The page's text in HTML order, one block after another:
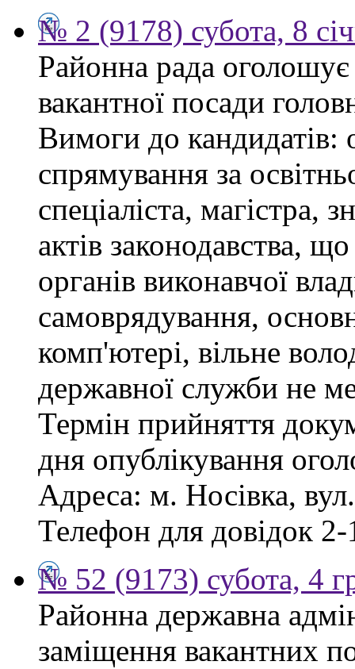
№ 2 (9178) субота, 8
Районна рада
вакантної посади
Вимоги до кандидатів:
спрямування за
спеціаліста, магістра,
актів законодавства,
органів виконавчої
самоврядування,
комп'ютері, вільне
державної служби не
Термін прийняття
дня опублікування
Адреса: м. Носівка,
Телефон для довідок
№ 52 (9173) субота, 4
Районна державна
заміщення вакантних